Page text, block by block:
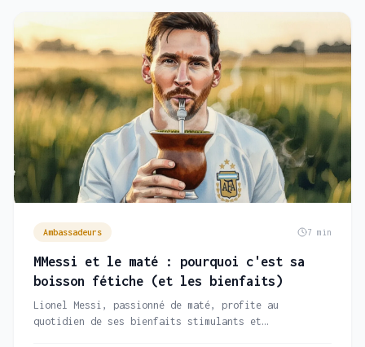
Ambassadeurs 7 min
MMessi et le maté : pourquoi c'est sa
boisson fétiche (et les bienfaits)
Lionel Messi, passionné de maté, profite au
quotidien de ses bienfaits stimulants et